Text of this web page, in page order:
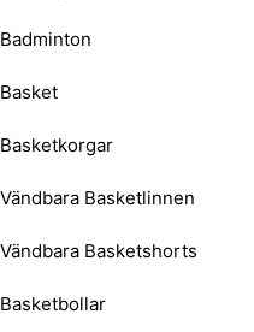
Badminton
Basket
Basketkorgar
Vändbara Basketlinnen
Vändbara Basketshorts
Basketbollar